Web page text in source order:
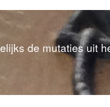
de mutaties uit